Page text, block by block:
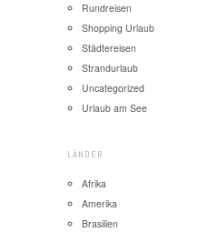
Rundreisen
Shopping Urlaub
Städtereisen
Strandurlaub
Uncategorized
Urlaub am See
LÄNDER
Afrika
Amerika
Brasilien